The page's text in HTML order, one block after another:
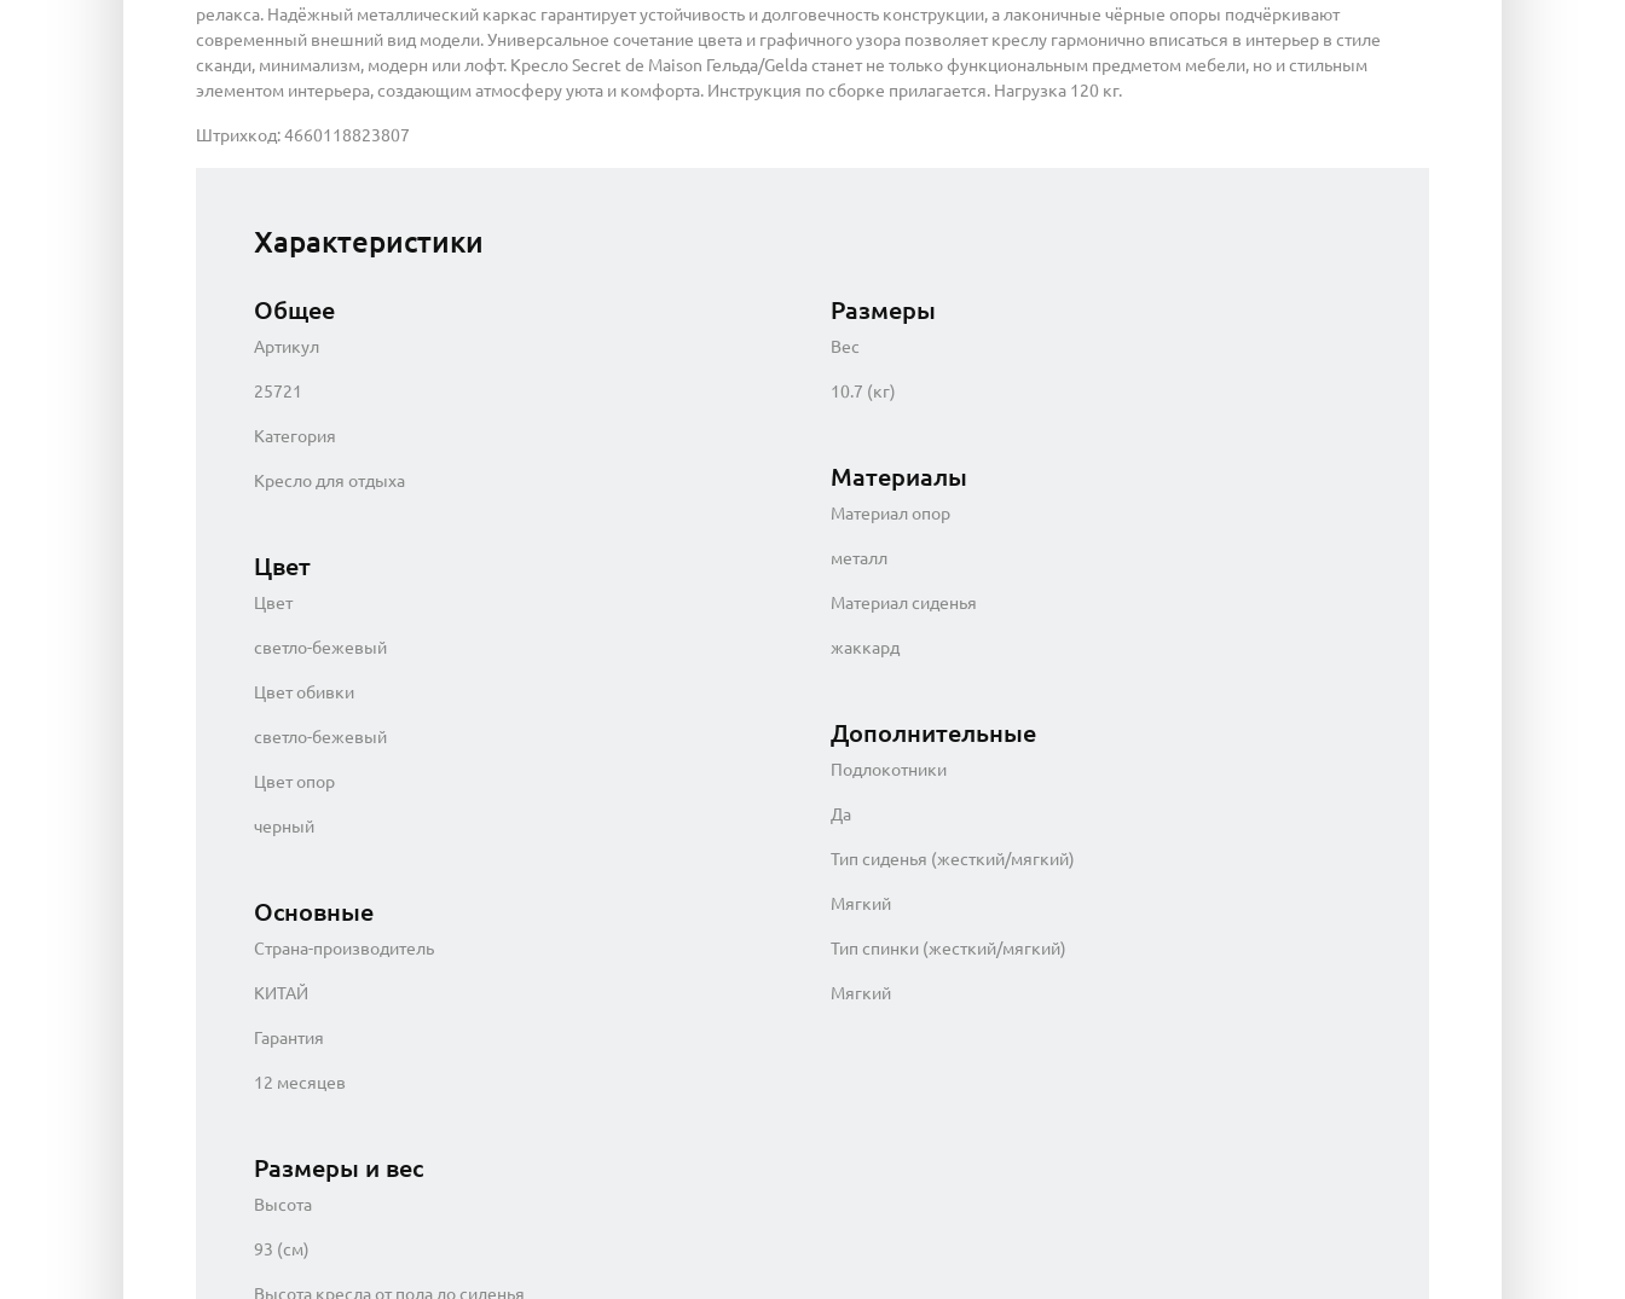
релакса. Надёжный металлический каркас гарантирует устойчивость и долговечность конструкции, а лаконичные чёрные опоры подчёркивают
современный внешний вид модели. Универсальное сочетание цвета и графичного узора позволяет креслу гармонично вписаться в интерьер в стиле
сканди, минимализм, модерн или лофт. Кресло Secret de Maison Гельда/Gelda станет не только функциональным предметом мебели, но и стильным
элементом интерьера, создающим атмосферу уюта и комфорта. Инструкция по сборке прилагается. Нагрузка 120 кг.
Штрихкод: 4660118823807
Характеристики
Общее
Артикул
25721
Категория
Кресло для отдыха
Цвет
Цвет
светло-бежевый
Цвет обивки
светло-бежевый
Цвет опор
черный
Основные
Страна-производитель
КИТАЙ
Гарантия
12 месяцев
Размеры и вес
Высота
93 (см)
Высота кресла от пола до сиденья
Размеры
Вес
10.7 (кг)
Материалы
Материал опор
металл
Материал сиденья
жаккард
Дополнительные
Подлокотники
Да
Тип сиденья (жесткий/мягкий)
Мягкий
Тип спинки (жесткий/мягкий)
Мягкий